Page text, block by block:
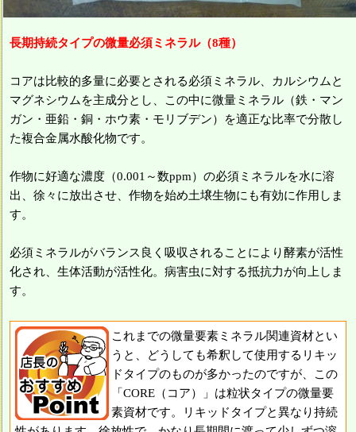
長期持続タイプの微量必須ミネラル（8種）
コアは比較的多量に必要とされる必須ミネラル、カルシウムと
マグネシウムを主成分とし、この中に微量ミネラル（鉄・マン
ガン・亜鉛・銅・ホウ素・モリブデン）を適正な比率で分散し
た複合金属水酸化物です。
作物に好適な濃度（0.001～数ppm）の必須ミネラルを水に溶
出、徐々に放出させ、作物を始め土壌生物にも有効に作用しま
す。
必須ミネラルがバランス良く吸収されることにより酵素が活性
化され、生体活動が活性化。病害虫に対する抵抗力が向上しま
す。
これまでの微量要素ミネラル関連資材とい
うと、どうしても希釈して使用するリキッ
ドタイプのものが多かったのですが、この
「CORE（コア）」は粒状タイプの微量要
素資材です。リキッドタイプと異なり持続